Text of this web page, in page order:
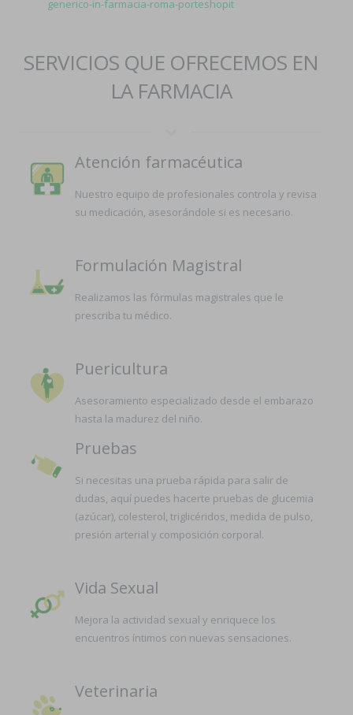
generico-in-farmacia-roma-porteshopit
SERVICIOS QUE OFRECEMOS EN
LA FARMACIA
Atención farmacéutica
Nuestro equipo de profesionales controla y revisa
su medicación, asesorándole si es necesario.
Formulación Magistral
Realizamos las fórmulas magistrales que le
prescriba tu médico.
Puericultura
Asesoramiento especializado desde el embarazo
hasta la madurez del niño.
Pruebas
Si necesitas una prueba rápida para salir de
dudas, aquí puedes hacerte pruebas de glucemia
(azúcar), colesterol, triglicéridos, medida de pulso,
presión arterial y composición corporal.
Vida Sexual
Mejora la actividad sexual y enriquece los
encuentros íntimos con nuevas sensaciones.
Veterinaria